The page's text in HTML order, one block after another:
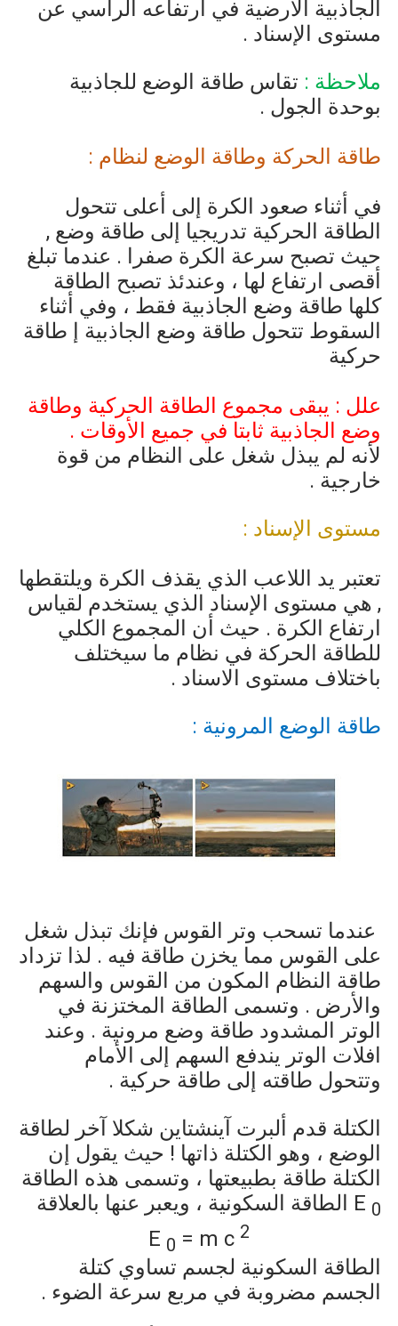
الجاذبية الأرضية في ارتفاعه الرأسي عن
مستوى الإسناد .
ملاحظة : تقاس طاقة الوضع للجاذبية
بوحدة الجول .
طاقة الحركة وطاقة الوضع لنظام :
في أثناء صعود الكرة إلى أعلى تتحول
الطاقة الحركية تدريجيا إلى طاقة وضع ,
حيث تصبح سرعة الكرة صفرا . عندما تبلغ
أقصى ارتفاع لها ، وعندئذ تصبح الطاقة
كلها طاقة وضع الجاذبية فقط ، وفي أثناء
السقوط تتحول طاقة وضع الجاذبية إ طاقة
حركية
علل : يبقى مجموع الطاقة الحركية وطاقة
وضع الجاذبية ثابتا في جميع الأوقات .
لأنه لم يبذل شغل على النظام من قوة
خارجية .
مستوى الإسناد :
تعتبر يد اللاعب الذي يقذف الكرة ويلتقطها
, هي مستوى الإسناد الذي يستخدم لقياس
ارتفاع الكرة . حيث أن المجموع الكلي
للطاقة الحركة في نظام ما سيختلف
باختلاف مستوى الاسناد .
طاقة الوضع المرونية :
عندما تسحب وتر القوس فإنك تبذل شغل
على القوس مما يخزن طاقة فيه . لذا تزداد
طاقة النظام المكون من القوس والسهم
والأرض . وتسمى الطاقة المختزنة في
الوتر المشدود طاقة وضع مرونية . وعند
افلات الوتر يندفع السهم إلى الأمام
وتتحول طاقته إلى طاقة حركية .
الكتلة قدم ألبرت آينشتاين شكلا آخر لطاقة
الوضع ، وهو الكتلة ذاتها ! حيث يقول إن
الكتلة طاقة بطبيعتها ، وتسمى هذه الطاقة
E 0
الطاقة السكونية ، ويعبر عنها بالعلاقة
E 0 = m c 2
الطاقة السكونية لجسم تساوي كتلة
الجسم مضروبة في مربع سرعة الضوء .